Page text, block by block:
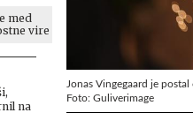
med
vire
na
Jonas Vingegaard je
Foto: Guliverimage